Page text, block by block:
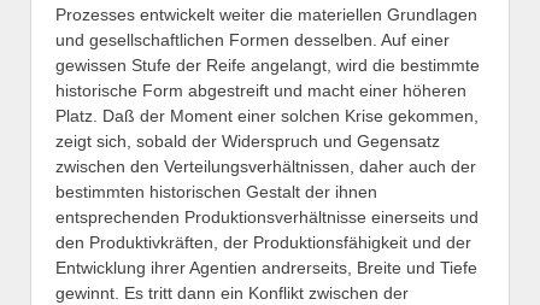
Prozesses entwickelt weiter die materiellen Grundlagen
und gesellschaftlichen Formen desselben. Auf einer
gewissen Stufe der Reife angelangt, wird die bestimmte
historische Form abgestreift und macht einer höheren
Platz. Daß der Moment einer solchen Krise gekommen,
zeigt sich, sobald der Widerspruch und Gegensatz
zwischen den Verteilungsverhältnissen, daher auch der
bestimmten historischen Gestalt der ihnen
entsprechenden Produktionsverhältnisse einerseits und
den Produktivkräften, der Produktionsfähigkeit und der
Entwicklung ihrer Agentien andrerseits, Breite und Tiefe
gewinnt. Es tritt dann ein Konflikt zwischen der